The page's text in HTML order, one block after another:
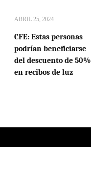
ABRIL 25, 2024
CFE: Estas personas
podrían beneficiarse
del descuento de 50%
en recibos de luz